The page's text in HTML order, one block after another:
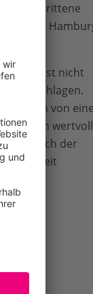
umstrittene
des
Jahr ist nicht
umgeschlagen.
noch von
sich der